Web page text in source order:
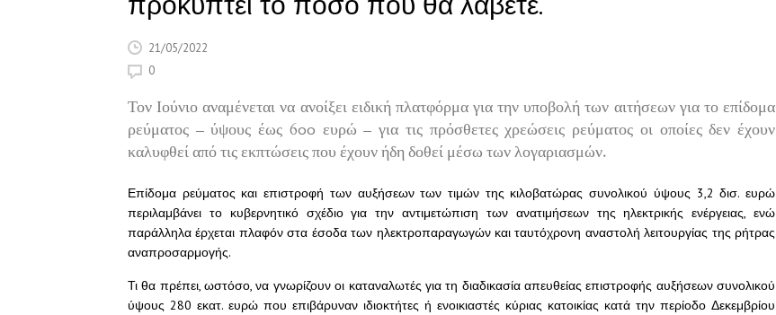
21/05/2022
0
Τον Ιούνιο αναμένεται να ανοίξει ειδική πλατφόρμα για την υποβολή των αιτήσεων για το επίδομα
ρεύματος – ύψους έως 600 ευρώ – για τις πρόσθετες χρεώσεις ρεύματος οι οποίες δεν έχουν
καλυφθεί από τις εκπτώσεις που έχουν ήδη δοθεί μέσω των λογαριασμών.
Επίδομα ρεύματος και επιστροφή των αυξήσεων των τιμών της κιλοβατώρας συνολικού ύψους 3,2 δισ. ευρώ
περιλαμβάνει το κυβερνητικό σχέδιο για την αντιμετώπιση των ανατιμήσεων της ηλεκτρικής ενέργειας, ενώ
παράλληλα έρχεται πλαφόν στα έσοδα των ηλεκτροπαραγωγών και ταυτόχρονη αναστολή λειτουργίας της ρήτρας
αναπροσαρμογής.
Τι θα πρέπει, ωστόσο, να γνωρίζουν οι καταναλωτές για τη διαδικασία απευθείας επιστροφής αυξήσεων συνολικού
ύψους 280 εκατ. ευρώ που επιβάρυναν ιδιοκτήτες ή ενοικιαστές κύριας κατοικίας κατά την περίοδο Δεκεμβρίου